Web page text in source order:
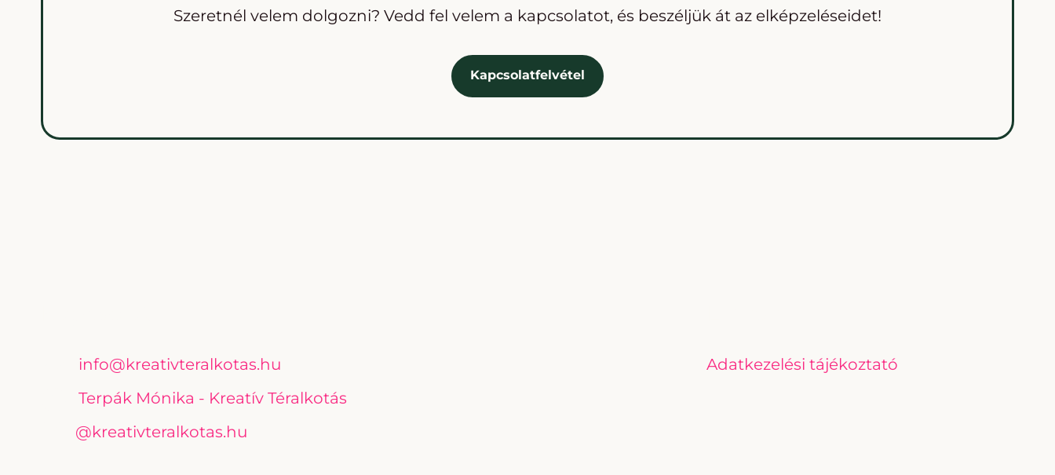
Szeretnél velem dolgozni? Vedd fel velem a kapcsolatot, és beszéljük át az elképzeléseidet!
Kapcsolatfelvétel
info@kreativteralkotas.hu
Terpák Mónika - Kreatív Téralkotás
@kreativteralkotas.hu
Adatkezelési tájékoztató